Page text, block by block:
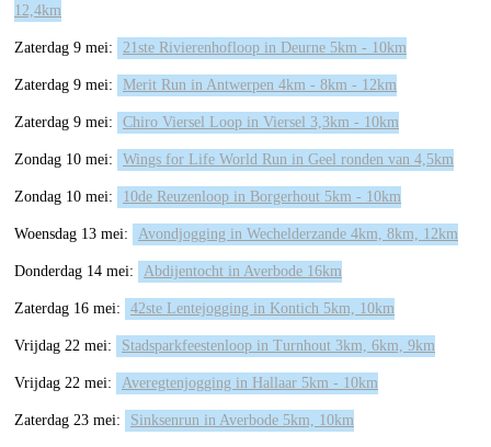
12,4km
Zaterdag 9 mei: 21ste Rivierenhofloop in Deurne 5km - 10km
Zaterdag 9 mei: Merit Run in Antwerpen 4km - 8km - 12km
Zaterdag 9 mei: Chiro Viersel Loop in Viersel 3,3km - 10km
Zondag 10 mei: Wings for Life World Run in Geel ronden van 4,5km
Zondag 10 mei: 10de Reuzenloop in Borgerhout 5km - 10km
Woensdag 13 mei: Avondjogging in Wechelderzande 4km, 8km, 12km
Donderdag 14 mei: Abdijentocht in Averbode 16km
Zaterdag 16 mei: 42ste Lentejogging in Kontich 5km, 10km
Vrijdag 22 mei: Stadsparkfeestenloop in Turnhout 3km, 6km, 9km
Vrijdag 22 mei: Averegtenjogging in Hallaar 5km - 10km
Zaterdag 23 mei: Sinksenrun in Averbode 5km, 10km